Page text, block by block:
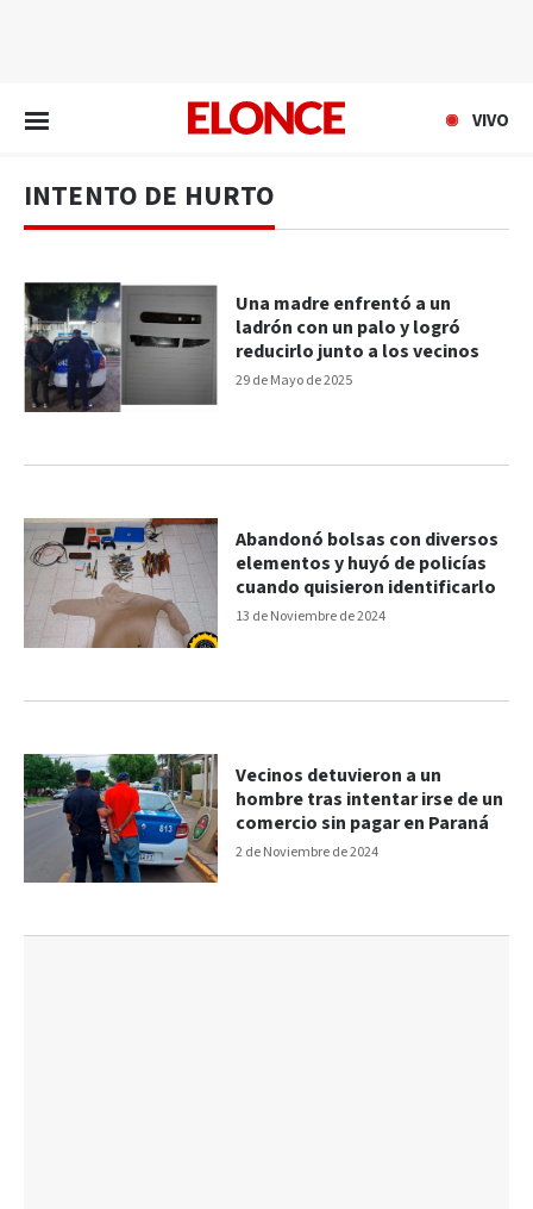
VIVO
INTENTO DE HURTO
29 de Mayo de 2025
Una madre enfrentó a un
ladrón con un palo y logró
reducirlo junto a los vecinos
13 de Noviembre de 2024
Abandonó bolsas con diversos
elementos y huyó de policías
cuando quisieron identificarlo
2 de Noviembre de 2024
Vecinos detuvieron a un
hombre tras intentar irse de un
comercio sin pagar en Paraná